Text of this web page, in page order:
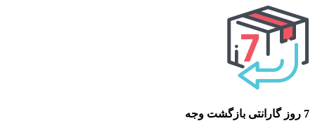
7 روز گارانتی بازگشت وجه